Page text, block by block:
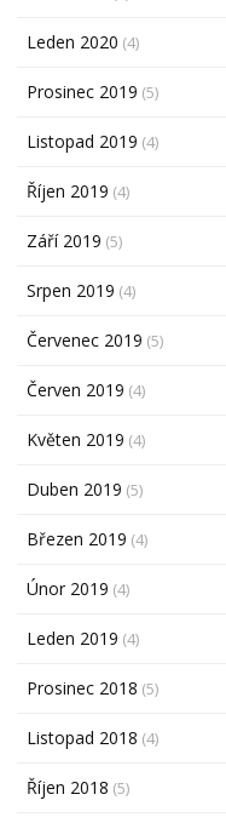
Leden 2020 (4)
Prosinec 2019 (5)
Listopad 2019 (4)
Říjen 2019 (4)
Září 2019 (5)
Srpen 2019 (4)
Červenec 2019 (5)
Červen 2019 (4)
Květen 2019 (4)
Duben 2019 (5)
Březen 2019 (4)
Únor 2019 (4)
Leden 2019 (4)
Prosinec 2018 (5)
Listopad 2018 (4)
Říjen 2018 (5)